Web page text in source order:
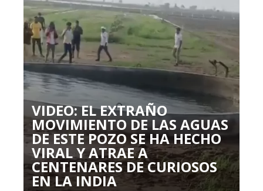
VIDEO: EL EXTRAÑO
MOVIMIENTO DE LAS AGUAS
DE ESTE POZO SE HA HECHO
VIRAL Y ATRAE A
CENTENARES DE CURIOSOS
EN LA INDIA